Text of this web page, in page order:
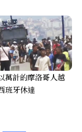
萬計的摩洛哥人越
班牙休達